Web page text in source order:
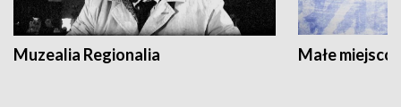
Muzealia Regionalia Małe